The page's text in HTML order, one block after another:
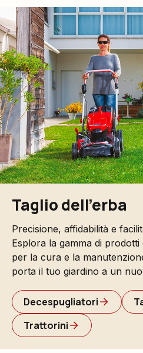
Taglio dell'erba
Precisione, affidabilità e
Esplora la gamma di
per la cura e la
porta il tuo giardino a un
Decespugliatori
Trattorini